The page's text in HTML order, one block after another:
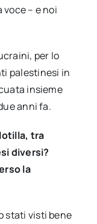
– e noi
per lo
palestinesi in
insieme
anni fa.
tra
diversi?
la
stati visti bene